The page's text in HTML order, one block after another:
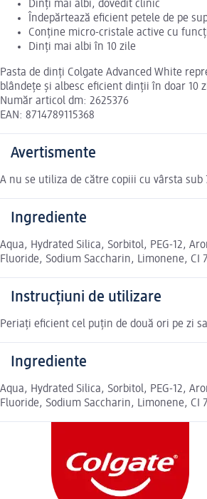
Dinți mai albi, dovedit clinic
Îndepărtează eficient petele de pe
Conține micro-cristale active cu
Dinți mai albi în 10 zile
Pasta de dinți Colgate Advanced White
blândețe și albesc eficient dinții în doar
Număr articol dm: 2625376
EAN: 8714789115368
Avertismente
A nu se utiliza de către copiii cu vârsta sub
Ingrediente
Aqua, Hydrated Silica, Sorbitol, PEG-12,
Fluoride, Sodium Saccharin, Limonene, CI
Instrucțiuni de utilizare
Periați eficient cel puțin de două ori pe zi
Ingrediente
Aqua, Hydrated Silica, Sorbitol, PEG-12,
Fluoride, Sodium Saccharin, Limonene, CI